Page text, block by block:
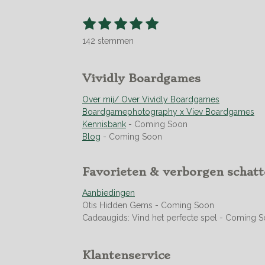
R
t
n
g
:
4
.
9
7
4
2
2
5
1
s
r
2
s
r
r
e
n
3
s
r
r
e
n
4
s
r
r
e
n
5
r
r
e
n
S
n
142 stemmen
Vividly Boardgames
Over mij/ Over Vividly Boardgames
Boardgamephotography x Viev Boardgames
Kennisbank - Coming Soon
Blog - Coming Soon
Favorieten & verborgen
Aanbiedingen
Otis Hidden Gems - Coming Soon
Cadeaugids: Vind het perfecte spel - Coming
Klantenservice